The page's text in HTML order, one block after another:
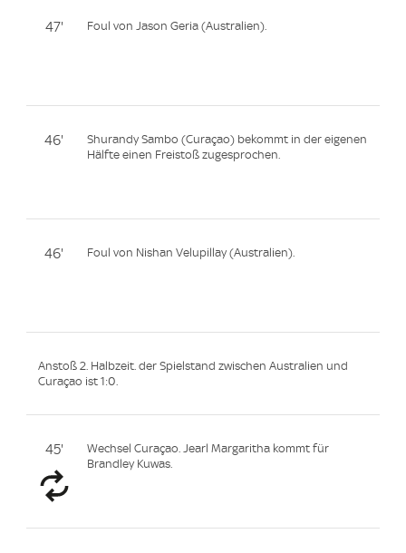
47' Foul von Jason Geria (Australien).
46'
Shurandy Sambo (Curaçao) bekommt in der eigenen
Hälfte einen Freistoß zugesprochen.
46' Foul von Nishan Velupillay (Australien).
Anstoß 2. Halbzeit. der Spielstand zwischen Australien und
Curaçao ist 1:0.
45'
Wechsel Curaçao. Jearl Margaritha kommt für
Brandley Kuwas.